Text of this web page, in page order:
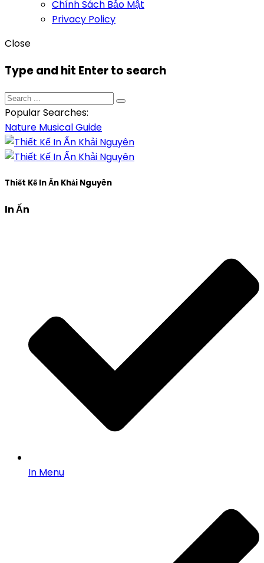
Chính Sách Bảo Mật
Privacy Policy
Close
Type and hit Enter to search
Popular Searches:
Nature MusicalGuide
Thiết Kế In Ấn Khải Nguyên
In Ấn
In Menu